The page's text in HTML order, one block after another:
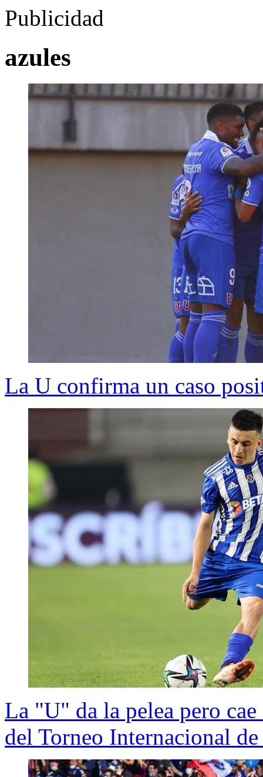
Publicidad
azules
La U confirma un caso
La "U" da la pelea pero
del Torneo Internacional de